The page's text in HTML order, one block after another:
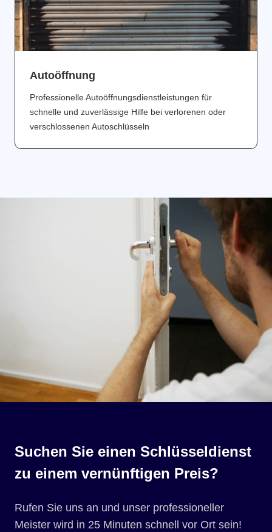
Аutoöffnung
Professionelle Autoöffnungsdienstleistungen für
schnelle und zuverlässige Hilfe bei verlorenen oder
verschlossenen Autoschlüsseln
Suchen Sie einen Schlüsseldienst
zu einem vernünftigen Preis?
Rufen Sie uns an und unser professioneller
Meister wird in 25 Minuten schnell vor Ort sein!